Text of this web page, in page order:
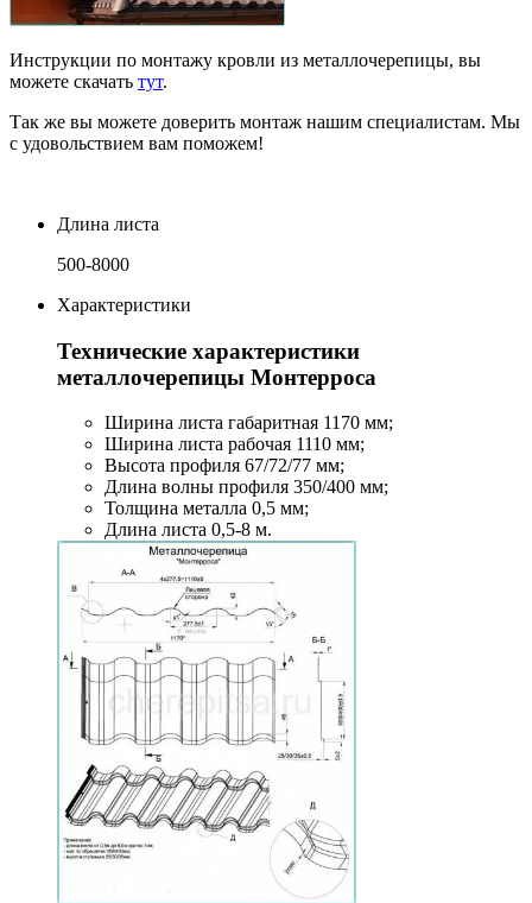
Инструкции по монтажу кровли из металлочерепицы, вы
можете скачать тут.
Так же вы можете доверить монтаж нашим специалистам. Мы
с удовольствием вам поможем!
Длина листа
500-8000
Характеристики
Технические характеристики
металлочерепицы Монтерроса
Ширина листа габаритная 1170 мм;
Ширина листа рабочая 1110 мм;
Высота профиля 67/72/77 мм;
Длина волны профиля 350/400 мм;
Толщина металла 0,5 мм;
Длина листа 0,5-8 м.